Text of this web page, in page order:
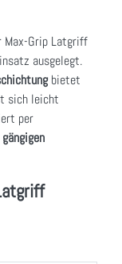
Max-Grip Latgriff
ausgelegt.
bietet
sich leicht
per